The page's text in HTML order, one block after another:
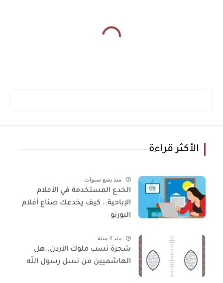
الأكثر قراءة
منذ بضع سنوات
الخدع المستخدمة في الأفلام
الإباحية.. كيف يخدعك صناع أفلام
البورنو
منذ 4 سنة
شجرة نسب ملوك الأردن..هل
الهاشميين من نسل رسول اللّه